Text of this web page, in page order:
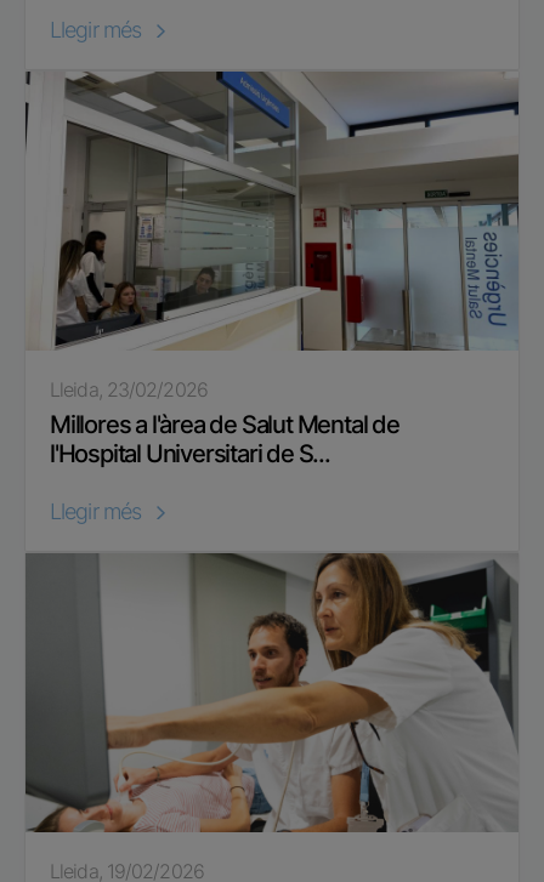
Llegir més
Lleida, 23/02/2026
Millores a l'àrea de Salut Mental de
l'Hospital Universitari de S...
Llegir més
Lleida, 19/02/2026